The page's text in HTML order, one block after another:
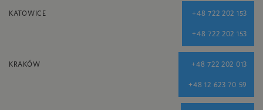
KATOWICE +48 722 202 153
+48 722 202 153
KRAKÓW +48 722 202 013
+48 12 623 70 59